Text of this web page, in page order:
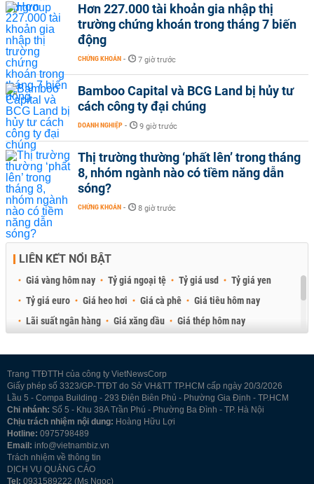
Hơn 227.000 tài khoản gia nhập thị
trường chứng khoán trong tháng 7 biến
động
CHỨNG KHOÁN - 7 giờ trước
Bamboo Capital và BCG Land bị hủy tư
cách công ty đại chúng
DOANH NGHIỆP - 9 giờ trước
Thị trường thường ‘phất lên’ trong tháng
8, nhóm ngành nào có tiềm năng dẫn
sóng?
CHỨNG KHOÁN - 8 giờ trước
LIÊN KẾT NỔI BẬT
Giá vàng hôm nay Tỷ giá ngoại tệ Tỷ giá usd
Tỷ giá yen
Tỷ giá euro
Giá heo hơi Giá cà phê
Giá tiêu hôm nay
Lãi suất ngân hàng
Giá xăng dầu
Giá thép hôm nay
Trang TTĐTTH của công ty VietNewsCorp
Giấy phép số 3323/GP-TTĐT do Sở VH&TT TP.HCM cấp ngày 20/3/2026
Lầu 5 - Compa Building - 293 Điện Biên Phủ - Phường Gia Định - TP.HCM
Chi nhánh: Số 5 - Khu 38A Trần Phú - Phường Ba Đình - TP. Hà Nội
Chịu trách nhiệm nội dung: Hoàng Hữu Lợi
Hotline: 0975798489
Email: info@vietnambiz.vn
Trách nhiệm về thông tin
DỊCH VỤ QUẢNG CÁO
Tel: 0931589222 (Ms Ngọc)